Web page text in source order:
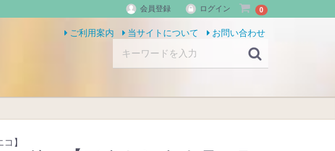
会員登録 ログイン 0
ご利用案内 当サイトについて お問い合わせ
】